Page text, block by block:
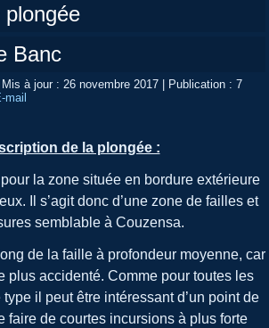
plongée
Banc
Mis à jour : 26 novembre 2017 | Publication : 7
mail
de la plongée :
la zone située en bordure extérieure
Il s’agit donc d’une zone de failles et
semblable à Couzensa.
de la faille à profondeur moyenne, car
plus accidenté. Comme pour toutes les
il peut être intéressant d’un point de
faire de courtes incursions à plus forte